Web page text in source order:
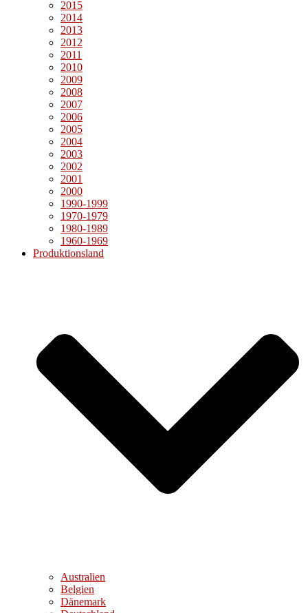
2015
2014
2013
2012
2011
2010
2009
2008
2007
2006
2005
2004
2003
2002
2001
2000
1990-1999
1970-1979
1980-1989
1960-1969
Produktionsland
Australien
Belgien
Dänemark